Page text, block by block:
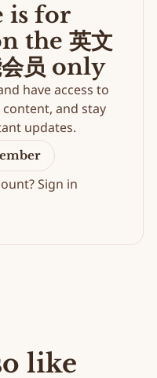
is for
the 英文
员 only
have access to
content, and stay
updates.
Sign in
like